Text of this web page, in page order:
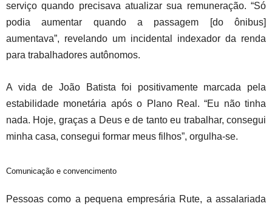
serviço quando precisava atualizar sua remuneração. “Só
podia aumentar quando a passagem [do ônibus]
aumentava”, revelando um incidental indexador da renda
para trabalhadores autônomos.
A vida de João Batista foi positivamente marcada pela
estabilidade monetária após o Plano Real. “Eu não tinha
nada. Hoje, graças a Deus e de tanto eu trabalhar, consegui
minha casa, consegui formar meus filhos”, orgulha-se.
Comunicação e convencimento
Pessoas como a pequena empresária Rute, a assalariada